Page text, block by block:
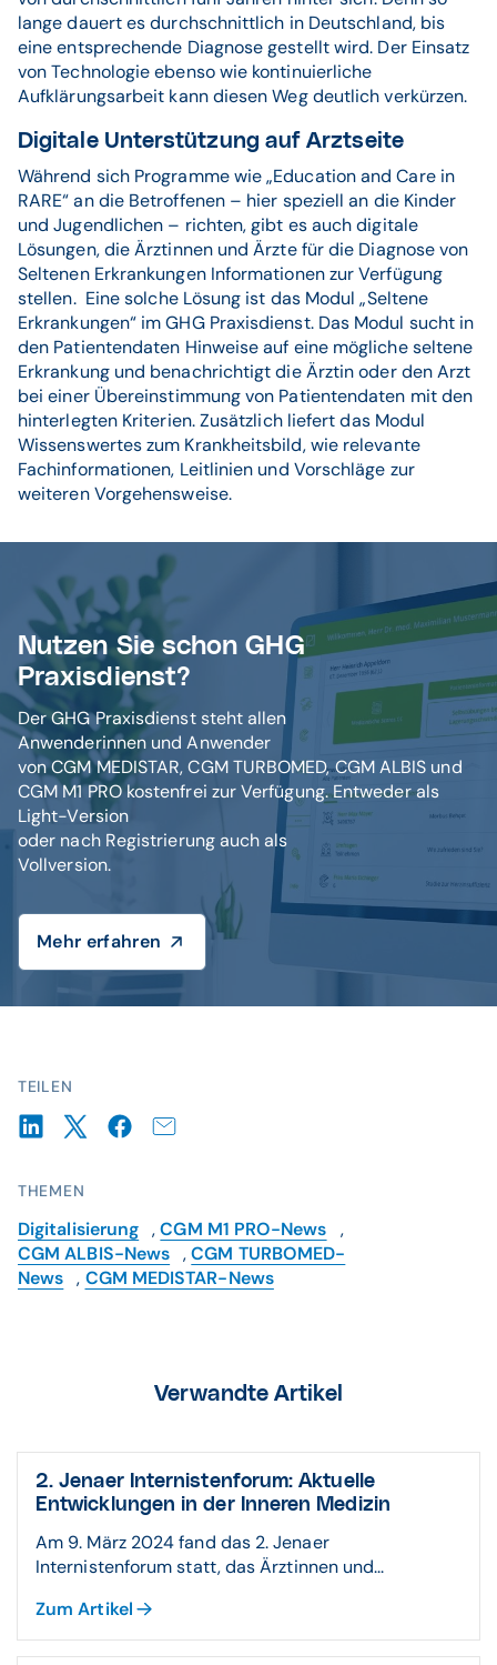
TEILEN
THEMEN
Digitalisierung ,CGM M1 PRO-News
,
CGM ALBIS-News ,CGM TURBOMED-
News , CGM MEDISTAR-News
lange dauert es durchschnittlich in Deutschland, bis
eine entsprechende Diagnose gestellt wird. Der Einsatz
von Technologie ebenso wie kontinuierliche
Aufklärungsarbeit kann diesen Weg deutlich verkürzen.
Digitale Unterstützung auf Arztseite
Während sich Programme wie „Education and Care in
RARE“ an die Betroffenen – hier speziell an die Kinder
und Jugendlichen – richten, gibt es auch digitale
Lösungen, die Ärztinnen und Ärzte für die Diagnose von
Seltenen Erkrankungen Informationen zur Verfügung
stellen. Eine solche Lösung ist das Modul „Seltene
Erkrankungen“ im GHG Praxisdienst. Das Modul sucht in
den Patientendaten Hinweise auf eine mögliche seltene
Erkrankung und benachrichtigt die Ärztin oder den Arzt
bei einer Übereinstimmung von Patientendaten mit den
hinterlegten Kriterien. Zusätzlich liefert das Modul
Wissenswertes zum Krankheitsbild, wie relevante
Fachinformationen, Leitlinien und Vorschläge zur
weiteren Vorgehensweise.
Nutzen Sie schon GHG
Praxisdienst?
Der GHG Praxisdienst steht allen
Anwenderinnen und Anwender
von CGM MEDISTAR, CGM TURBOMED, CGM ALBIS und
CGM M1 PRO kostenfrei zur Verfügung. Entweder als
Light-Version
oder nach Registrierung auch als
Vollversion.
Mehr erfahren
Verwandte Artikel
2. Jenaer Internistenforum: Aktuelle
Entwicklungen in der Inneren Medizin
Am 9. März 2024 fand das 2. Jenaer
Internistenforum statt, das Ärztinnen und...
Zum Artikel